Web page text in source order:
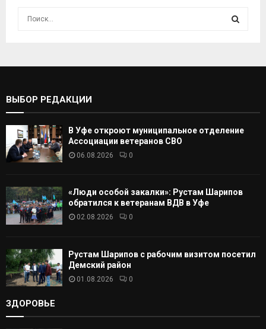
С
А
ВЫБОР РЕДАКЦИИ
В Уфе откроют муниципальное отделение
Ассоциации ветеранов СВО
06.08.2026 0
«Люди особой закалки»: Рустам Шарипов
обратился к ветеранам ВДВ в Уфе
02.08.2026 0
Рустам Шарипов с рабочим визитом посетил
Демский район
01.08.2026 0
ЗДОРОВЬЕ